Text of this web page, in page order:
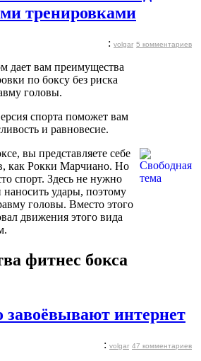
тренировками
: volgar 5 комментариев
дает вам преимущества
по боксу без риска
головы.
спорта поможет вам
и равновесие.
вы представляете себе
как Рокки Марчиано. Но
спорт. Здесь не нужно
удары, поэтому
головы. Вместо этого
движения этого вида
интернет
: volgar 47 комментариев